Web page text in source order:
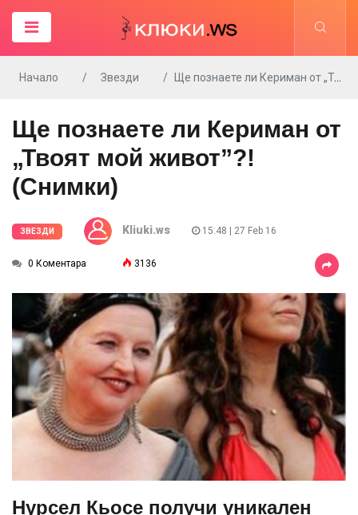
Начало Звезди Ще познаете ли Кериман от „Твоят мой живот”?! (Снимки)
Ще познаете ли Кериман от
„Твоят мой живот”?!
(Снимки)
ЗВЕЗДИ Kliuki.ws 15:48 | 27 Feb 16
0 Коментара 3136
Нурсел Кьосе получи уникален